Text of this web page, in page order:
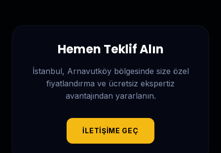
Hemen Teklif Alın
İstanbul, Arnavutköybölgesinde size özel
fiyatlandırma ve ücretsiz ekspertiz
avantajından yararlanın.
İLETIŞIME GEÇ